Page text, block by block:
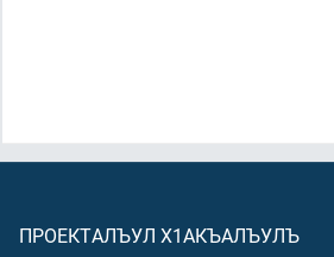
ПРОЕКТАЛЪУЛ Х1АКЪАЛЪУЛЪ